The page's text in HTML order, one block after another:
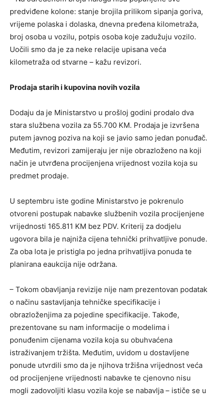
predviđene kolone: stanje brojila prilikom sipanja goriva,
vrijeme polaska i dolaska, dnevna pređena kilometraža,
broj osoba u vozilu, potpis osoba koje zadužuju vozilo.
Uočili smo da je za neke relacije upisana veća
kilometraža od stvarne – kažu revizori.
Prodaja starih i kupovina novih vozila
Dodaju da je Ministarstvo u prošloj godini prodalo dva
stara službena vozila za 55.700 KM. Prodaja je izvršena
putem javnog poziva na koji se javio samo jedan ponuđač.
Međutim, revizori zamijeraju jer nije obrazloženo na koji
način je utvrđena procijenjena vrijednost vozila koja su
predmet prodaje.
U septembru iste godine Ministarstvo je pokrenulo
otvoreni postupak nabavke službenih vozila procijenjene
vrijednosti 165.811 KM bez PDV. Kriterij za dodjelu
ugovora bila je najniža cijena tehnički prihvatljive ponude.
Za oba lota je pristigla po jedna prihvatljiva ponuda te
planirana eaukcija nije održana.
– Tokom obavljanja revizije nije nam prezentovan podatak
o načinu sastavljanja tehničke specifikacije i
obrazloženjima za pojedine specifikacije. Takođe,
prezentovane su nam informacije o modelima i
ponuđenim cijenama vozila koja su obuhvaćena
istraživanjem tržišta. Međutim, uvidom u dostavljene
ponude utvrdili smo da je njihova tržišna vrijednost veća
od procijenjene vrijednosti nabavke te cjenovno nisu
mogli zadovoljiti klasu vozila koje se nabavlja – ističe se u